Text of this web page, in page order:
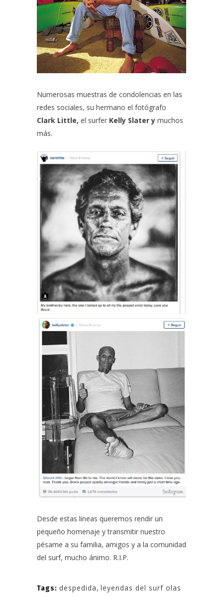
Numerosas muestras de condolencias en las
redes sociales, su hermano el fotógrafo
Clark Little, el surfer Kelly Slater y muchos
más.
Desde estas lineas queremos rendir un
pequeño homenaje y transmitir nuestro
pésame a su familia, amigos y a la comunidad
del surf, mucho ánimo. R.I.P.
Tags: despedida, leyendas del surf olas